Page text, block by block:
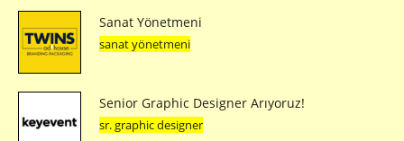
Sanat Yönetmeni
sanat yönetmeni
Senior Graphic Designer Arıyoruz!
sr. graphic designer